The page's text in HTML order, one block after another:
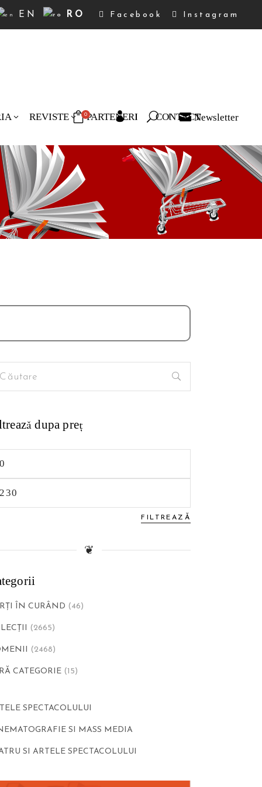
EN RO Facebook Instagram
REVISTE PARTENERI CONTACT
0
în coș.
Newsletter
dupa preţ
FILTREAZĂ
❦
ÎN CURÂND (46)
(2665)
(2468)
CATEGORIE (15)
SPECTACOLULUI
SI MASS MEDIA
SI ARTELE SPECTACOLULUI